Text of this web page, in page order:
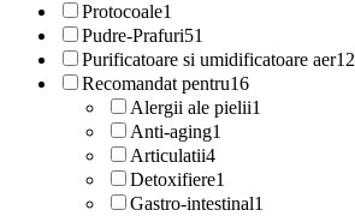
Protocoale1
Pudre-Prafuri51
Purificatoare si umidificatoare aer12
Recomandat pentru16
Alergii ale pielii1
Anti-aging1
Articulatii4
Detoxifiere1
Gastro-intestinal1